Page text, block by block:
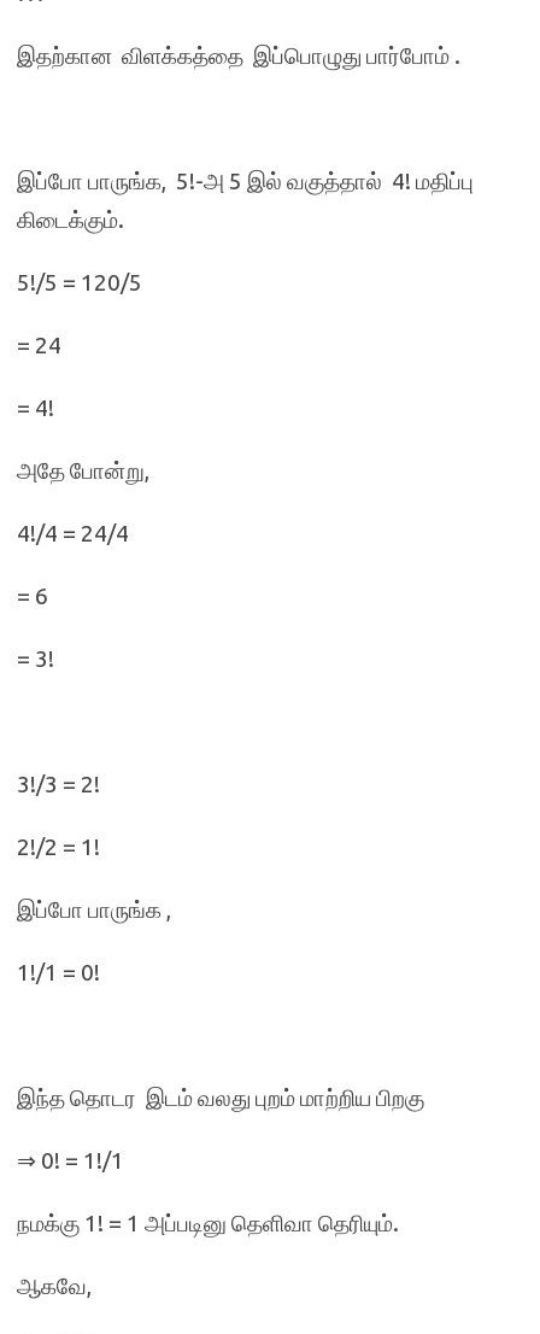
இதற்கான விளக்கத்தை இப்பொழுது பார்போம் .
இப்போ பாருங்க, 5!-அ 5 இல் வகுத்தால் 4! மதிப்பு
கிடைக்கும்.
5!/5 = 120/5
= 24
= 4!
அதே போன்று,
4!/4 = 24/4
= 6
= 3!
3!/3 = 2!
2!/2 = 1!
இப்போ பாருங்க ,
1!/1 = 0!
இந்த தொடர இடம் வலது புறம் மாற்றிய பிறகு
⇒ 0! = 1!/1
நமக்கு 1! = 1 அப்படினு தெளிவா தெரியும்.
ஆகவே,